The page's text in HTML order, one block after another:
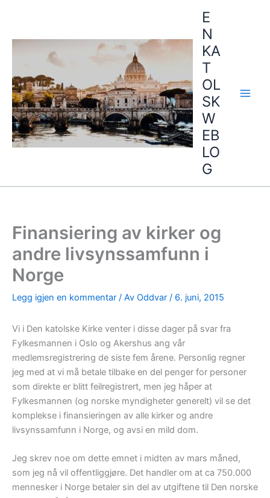
E
N
KA
T
OL
SK
W
EB
LO
G
Finansiering av kirker og
andre livsynssamfunn i
Norge
Legg igjen en kommentar / Av Oddvar / 6. juni, 2015
Vi i Den katolske Kirke venter i disse dager på svar fra
Fylkesmannen i Oslo og Akershus ang vår
medlemsregistrering de siste fem årene. Personlig regner
jeg med at vi må betale tilbake en del penger for personer
som direkte er blitt feilregistrert, men jeg håper at
Fylkesmannen (og norske myndigheter generelt) vil se det
komplekse i finansieringen av alle kirker og andre
livsynssamfunn i Norge, og avsi en mild dom.
Jeg skrev noe om dette emnet i midten av mars måned,
som jeg nå vil offentliggjøre. Det handler om at ca 750.000
mennesker i Norge betaler sin del av utgiftene til Den norske